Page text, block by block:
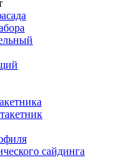
сайдинга